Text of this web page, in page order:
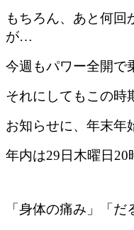
もちろん、あと何回
が…
今週もパワー全開で
それにしてもこの時
お知らせに、年末年
年内は29日木曜日20
「身体の痛み」「だ